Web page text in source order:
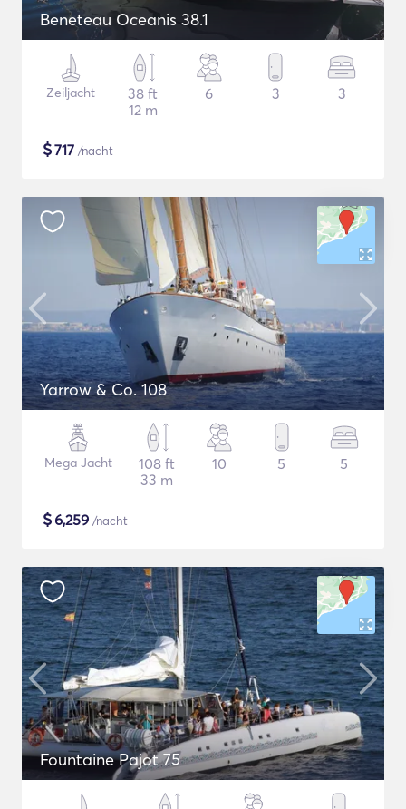
Beneteau Oceanis 38.1
Zeiljacht
38 ft
12 m
6 3 3
$717 /nacht
Yarrow & Co. 108
Mega Jacht
108 ft
33 m
10 5 5
$6,259 /nacht
Fountaine Pajot 75